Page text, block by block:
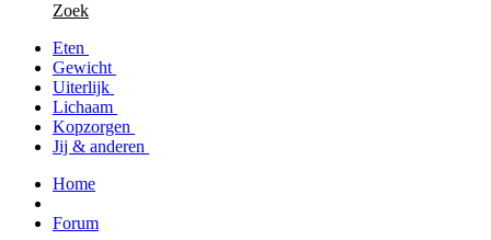
Zoek
Eten
Gewicht
Uiterlijk
Lichaam
Kopzorgen
Jij & anderen
Home
Forum